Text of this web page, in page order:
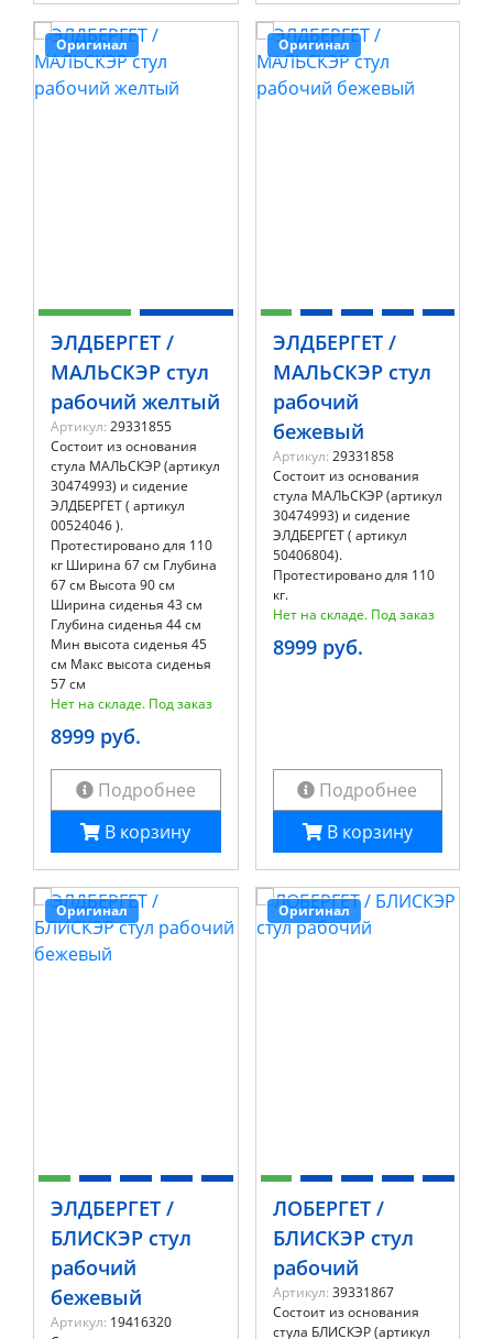
Оригинал
ЭЛДБЕРГЕТ /
МАЛЬСКЭР стул
рабочий желтый
Артикул: 29331855
Состоит из основания
стула МАЛЬСКЭР (артикул
30474993) и сидение
ЭЛДБЕРГЕТ ( артикул
00524046 ).
Протестировано для 110
кг Ширина 67 см Глубина
67 см Высота 90 см
Ширина сиденья 43 см
Глубина сиденья 44 см
Мин высота сиденья 45
см Макс высота сиденья
57 см
Нет на складе. Под заказ
8999 руб.
Подробнее
В корзину
Оригинал
ЭЛДБЕРГЕТ /
МАЛЬСКЭР стул
рабочий
бежевый
Артикул: 29331858
Состоит из основания
стула МАЛЬСКЭР (артикул
30474993) и сидение
ЭЛДБЕРГЕТ ( артикул
50406804).
Протестировано для 110
кг.
Нет на складе. Под заказ
8999 руб.
Подробнее
В корзину
Оригинал
ЭЛДБЕРГЕТ /
БЛИСКЭР стул
рабочий
бежевый
Артикул: 19416320
Оригинал
ЛОБЕРГЕТ /
БЛИСКЭР стул
рабочий
Артикул: 39331867
Состоит из основания
стула БЛИСКЭР (артикул